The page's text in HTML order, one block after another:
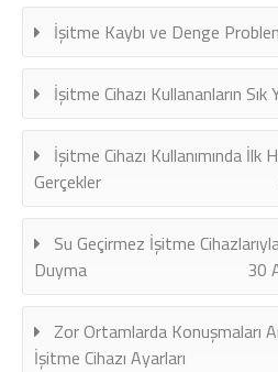
İşitme Kaybı ve Denge
İşitme Cihazı Kullananların Sık
İşitme Cihazı Kullanımında
Gerçekler
Su Geçirmez İşitme
Duyma
30
Zor Ortamlarda Konuşmaları
İşitme Cihazı Ayarları